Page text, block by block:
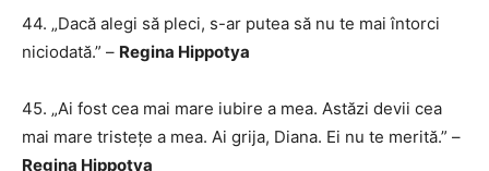
44. „Dacă alegi să pleci, s-ar putea să nu te mai întorci
niciodată.” – Regina Hippotya
45. „Ai fost cea mai mare iubire a mea. Astăzi devii cea
mai mare tristețe a mea. Ai grija, Diana. Ei nu te merită.” –
Regina Hippotya